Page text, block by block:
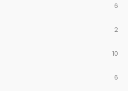
6
2
10
6